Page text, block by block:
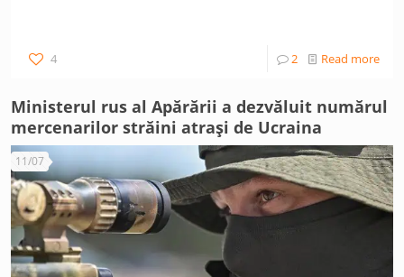
4 2 Read more
Ministerul rus al Apărării a dezvăluit numărul
mercenarilor străini atrași de Ucraina
11/07